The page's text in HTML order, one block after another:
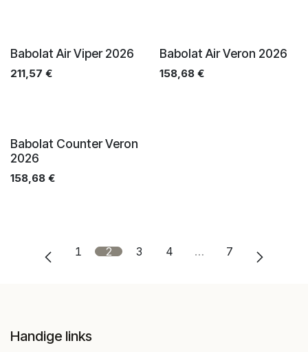
Babolat Air Viper 2026
211,57 €
Babolat Air Veron 2026
158,68€
Babolat Counter Veron
2026
158,68 €
1 2 3 4 … 7
Handige links